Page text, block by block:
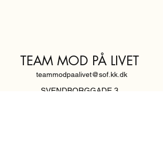
TEAM MOD PÅ LIVET
teammodpaalivet@sof.kk.dk
SVENDBORGGADE 3,